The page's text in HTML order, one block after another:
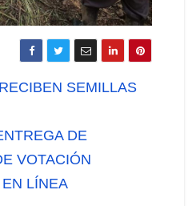
SEMILLAS
DE
VOTACIÓN
LÍNEA